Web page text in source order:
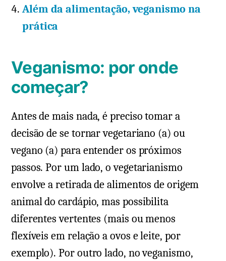
Além da alimentação, veganismo na
prática
Veganismo: por onde
começar?
Antes de mais nada, é preciso tomar a
decisão de se tornar vegetariano (a) ou
vegano (a) para entender os próximos
passos. Por um lado, o vegetarianismo
envolve a retirada de alimentos de origem
animal do cardápio, mas possibilita
diferentes vertentes (mais ou menos
flexíveis em relação a ovos e leite, por
exemplo). Por outro lado, no veganismo,